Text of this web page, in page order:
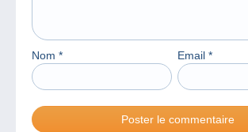
Nom * Email *